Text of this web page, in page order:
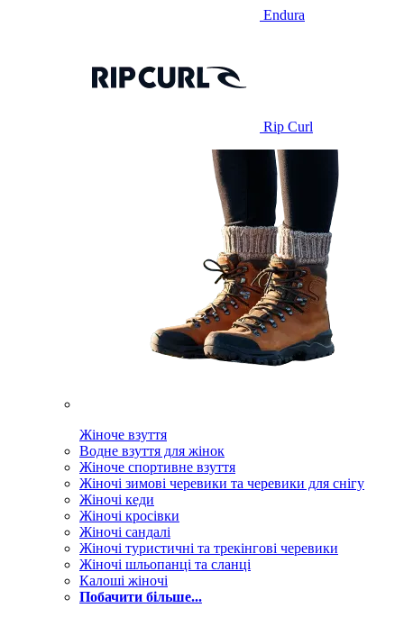
Endura
Rip Curl
Жіноче взуття
Водне взуття для жінок
Жіноче спортивне взуття
Жіночі зимові черевики та черевики для снігу
Жіночі кеди
Жіночі кросівки
Жіночі сандалі
Жіночі туристичні та трекінгові черевики
Жіночі шльопанці та сланці
Калоші жіночі
Побачити більше...